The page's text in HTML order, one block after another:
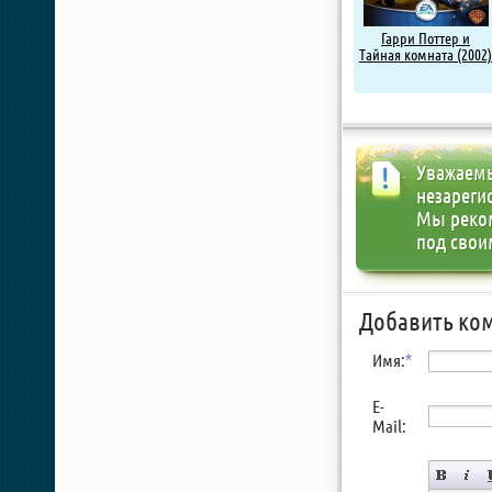
Гарри Поттер и
Тайная комната (2002)
Мы
под
Добавить
Имя:*
E-
Mail: